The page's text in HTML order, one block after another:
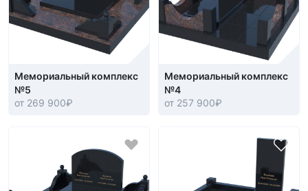
Мемориальный комплекс
№5
от 269 900₽
Мемориальный комплекс
№4
от 257 900₽